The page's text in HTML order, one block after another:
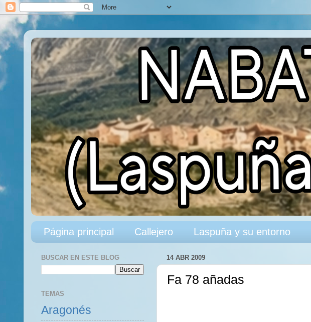
Página principal Callejero Laspuña y su entorno
14 ABR 2009
Fa 78 añadas
BUSCAR EN ESTE BLOG
TEMAS
Aragonés